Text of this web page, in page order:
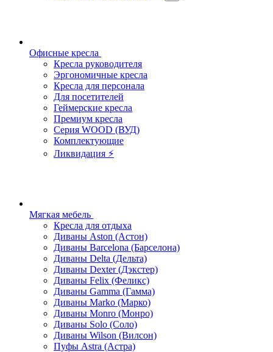
Офисные кресла
Кресла руководителя
Эргономичные кресла
Кресла для персонала
Для посетителей
Геймерские кресла
Премиум кресла
Серия WOOD (ВУД)
Комплектующие
Ликвидация ⚡
Мягкая мебель
Кресла для отдыха
Диваны Aston (Астон)
Диваны Barcelona (Барселона)
Диваны Delta (Дельта)
Диваны Dexter (Дэкстер)
Диваны Felix (Феликс)
Диваны Gamma (Гамма)
Диваны Marko (Марко)
Диваны Monro (Монро)
Диваны Solo (Соло)
Диваны Wilson (Вилсон)
Пуфы Astra (Астра)